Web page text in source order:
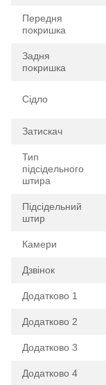
Передня
покришка
Задня
покришка
Сідло
Затискач
Тип
підсідельного
штира
Підсідельний
штир
Камери
Дзвінок
Додатково 1
Додатково 2
Додатково 3
Додатково 4